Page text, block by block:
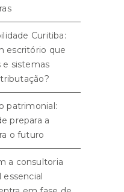
Curitiba:
escritório que
e sistemas
patrimonial:
prepara a
o futuro
a consultoria
essencial